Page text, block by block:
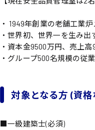
・ 1949年創業の老舗工業
・世界初、世界一を生み出
・資本金9500万円、売上
・グループ500名規模の従
対象となる方 (資
■一級建築士(必須)